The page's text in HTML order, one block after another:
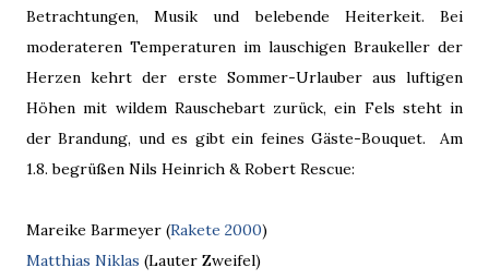
Betrachtungen, Musik und belebende Heiterkeit. Bei
moderateren Temperaturen im lauschigen Braukeller der
Herzen kehrt der erste Sommer-Urlauber aus luftigen
Höhen mit wildem Rauschebart zurück, ein Fels steht in
der Brandung, und es gibt ein feines Gäste-Bouquet. Am
1.8. begrüßen Nils Heinrich & Robert Rescue:
Mareike Barmeyer (Rakete 2000)
Matthias Niklas (Lauter Zweifel)